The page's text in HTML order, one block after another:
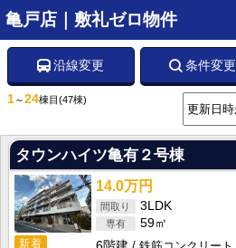
亀戸店｜敷礼ゼロ物件
沿線変更 条件変更
1～24棟目 (47棟)
タウンハイツ亀有２号棟
新着
14.0万円
3LDK
59㎡